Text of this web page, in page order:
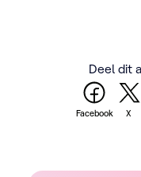
Deel dit
Facebook X